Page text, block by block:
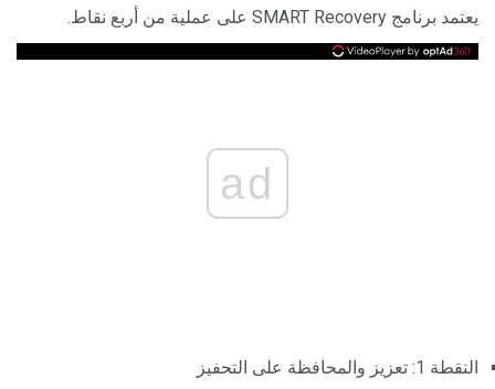
يعتمد برنامج SMART Recovery على عملية من أربع نقاط.
ad
النقطة 1: تعزيز والمحافظة على التحفيز